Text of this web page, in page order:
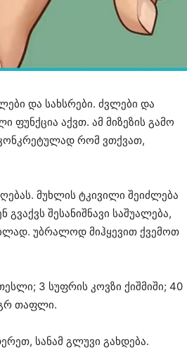
და სახსრები. ძვლები და
აქვთ. ამ მიზეზის გამო
რომ ვთქვათ,
მუხლის ტკივილი შეიძლება
შესანიშნავი საშუალება,
უბრალოდ მიჰყევით ქვემოთ
3 სუფრის კოვზი ქიშმიში; 40
თაფლი.
სანამ გლუვი გახდება.